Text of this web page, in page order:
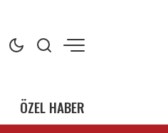
ÖZEL HABER